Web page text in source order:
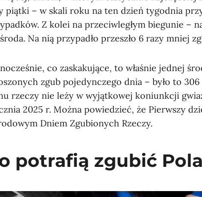
piątki – w skali roku na ten dzień tygodnia
Z kolei na przeciwległym biegunie –
Na nią przypadło przeszło 6 razy mniej
co zaskakujące, to właśnie jednej
zgub pojedynczego dnia – było to
rzeczy nie leży w wyjątkowej koniunkcji
2025 r. Można powiedzieć, że Pierwszy
Dniem Zgubionych Rzeczy.
potrafią zgubić